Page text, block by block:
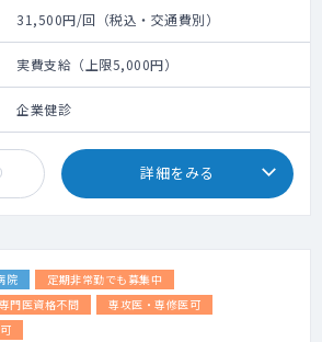
31,500円/回（税込・交通費別）
実費支給（上限5,000円）
企業健診
詳細をみる
院
定期非常勤でも募集中
専門医資格不問
専攻医・専修医可